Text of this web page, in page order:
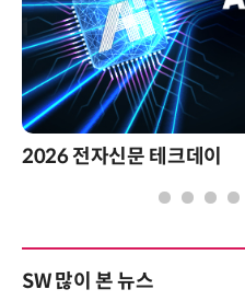
2026 전자신문 테크데이
SW 많이 본 뉴스